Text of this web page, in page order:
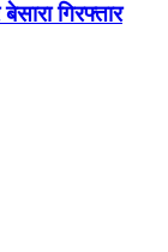
गिरफ्तार